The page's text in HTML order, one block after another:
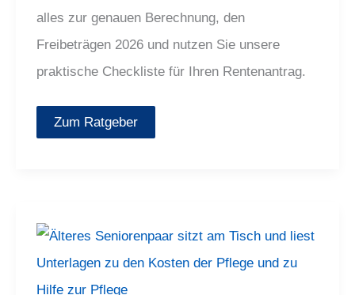
alles zur genauen Berechnung, den
Freibeträgen 2026 und nutzen Sie unsere
praktische Checkliste für Ihren Rentenantrag.
Zum Ratgeber
Sozialhilfe
im
Pflegeheim:
Warum
immer